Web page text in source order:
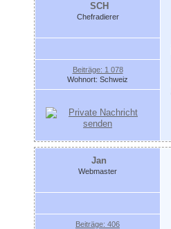
SCH
Chefradierer
Beiträge: 1 078
Wohnort: Schweiz
Jan
Webmaster
Beiträge: 406